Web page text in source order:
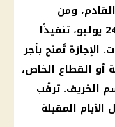
ومن
المتوقع ترحيلها رسميًا إلى الخميس 24 يوليو، تنفيذًا
الإجازة تُمنح بأجر
أو القطاع الخاص،
الخريف. ترقّب
الأيام المقبلة